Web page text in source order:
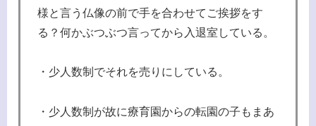
様と言う仏像の前で手を合わせてご挨拶をす
る？何かぶつぶつ言ってから入退室している。
・少人数制でそれを売りにしている。
・少人数制が故に療育園からの転園の子もまあ